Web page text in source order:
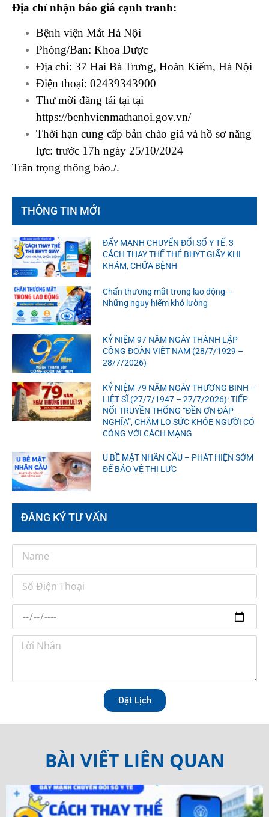
Địa chỉ nhận báo giá cạnh tranh:
Bệnh viện Mắt Hà Nội
Phòng/Ban: Khoa Dược
Địa chỉ: 37 Hai Bà Trưng, Hoàn Kiếm, Hà Nội
Điện thoại: 02439343900
Thư mời đăng tải tại tại
https://benhvienmathanoi.gov.vn/
Thời hạn cung cấp bản chào giá và hồ sơ năng
lực: trước 17h ngày 25/10/2024
Trân trọng thông báo./.
THÔNG TIN MỚI
ĐẨY MẠNH CHUYỂN ĐỔI SỐ Y TẾ: 3
CÁCH THAY THẾ THẺ BHYT GIẤY KHI
KHÁM, CHỮA BỆNH
Chấn thương mắt trong lao động –
Những nguy hiểm khó lường
KỶ NIỆM 97 NĂM NGÀY THÀNH LẬP
CÔNG ĐOÀN VIỆT NAM (28/7/1929 –
28/7/2026)
KỶ NIỆM 79 NĂM NGÀY THƯƠNG BINH –
LIỆT SĨ (27/7/1947 – 27/7/2026): TIẾP
NỐI TRUYỀN THỐNG “ĐỀN ƠN ĐÁP
NGHĨA”, CHĂM LO SỨC KHỎE NGƯỜI CÓ
CÔNG VỚI CÁCH MẠNG
U BỀ MẶT NHÃN CẦU – PHÁT HIỆN SỚM
ĐỂ BẢO VỆ THỊ LỰC
ĐĂNG KÝ TƯ VẤN
Đặt Lịch
BÀI VIẾT LIÊN QUAN